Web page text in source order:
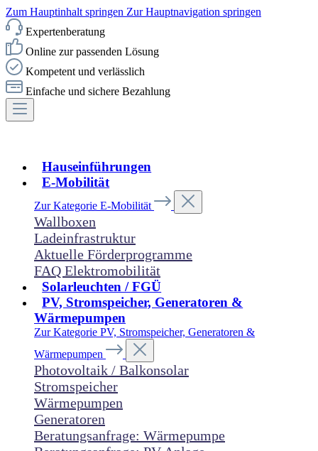
Zum Hauptinhalt springen Zur Hauptnavigation springen
Expertenberatung
Online zur passenden Lösung
Kompetent und verlässlich
Einfache und sichere Bezahlung
Hauseinführungen
E-Mobilität
Zur Kategorie E-Mobilität
Wallboxen
Ladeinfrastruktur
Aktuelle Förderprogramme
FAQ Elektromobilität
Solarleuchten / FGÜ
PV, Stromspeicher, Generatoren &
Wärmepumpen
Zur Kategorie PV, Stromspeicher, Generatoren &
Wärmepumpen
Photovoltaik / Balkonsolar
Stromspeicher
Wärmepumpen
Generatoren
Beratungsanfrage: Wärmepumpe